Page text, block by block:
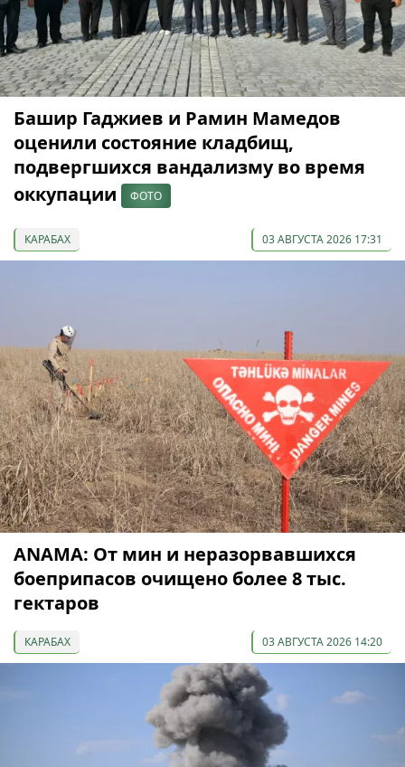
Башир Гаджиев и Рамин Мамедов
оценили состояние кладбищ,
подвергшихся вандализму во время
оккупации
ФОТО
КАРАБАХ 03 АВГУСТА 2026 17:31
ANAMA: От мин и неразорвавшихся
боеприпасов очищено более 8 тыс.
гектаров
КАРАБАХ 03 АВГУСТА 2026 14:20